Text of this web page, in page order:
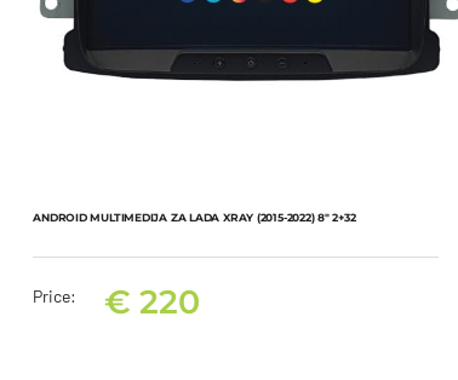
ANDROID MULTIMEDIJA ZA LADA XRAY (2015-2022) 8″ 2+32
Price: € 220